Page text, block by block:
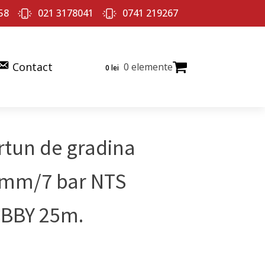
021 3178041 0741 219267
Contact 0 lei 0 elemente
de gradina
7 bar NTS
25m.